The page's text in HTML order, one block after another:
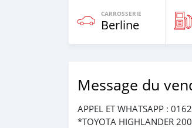
CARROSSERIE
Berline
Message du
APPEL ET WHATSAPP :
*TOYOTA HIGHLANDER